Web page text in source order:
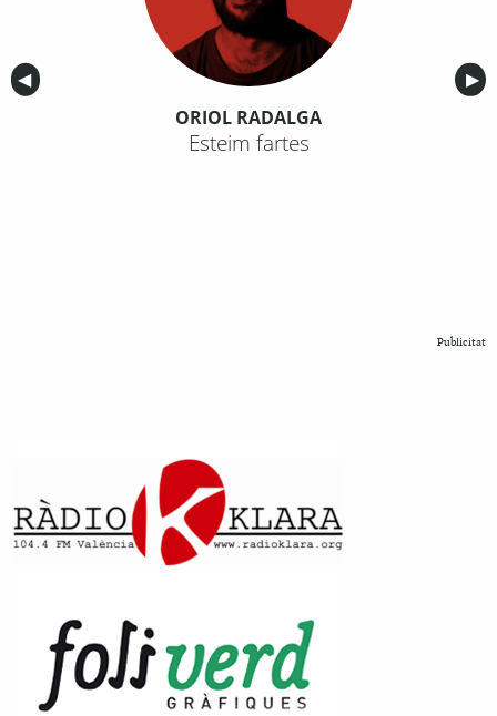
Anterior
◀︎ ▶︎
ORIOL RADALGA
Esteim fartes
Publicitat